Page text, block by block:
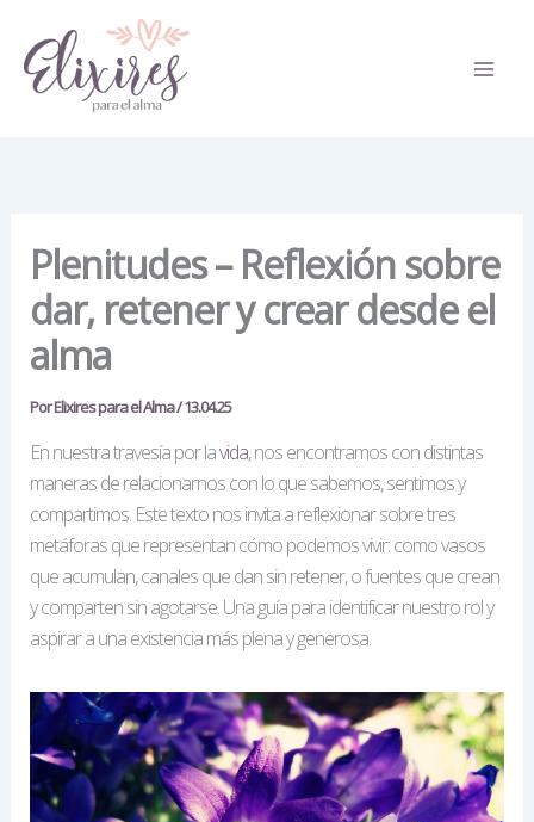
contenido
​Plenitudes – Reflexión sobre
dar, retener y crear desde el
alma
PorElixires para el Alma/13.04.25
En nuestra travesía por lavida, nos encontramos con distintas
maneras de relacionarnos con lo que sabemos, sentimos y
compartimos. Este texto nos invita a reflexionar sobre tres
metáforas que representan cómo podemos vivir: como vasos
que acumulan, canales que dan sin retener, o fuentes que crean
y comparten sin agotarse. Una guía para identificar nuestro rol y
aspirar a una existencia más plena y generosa.